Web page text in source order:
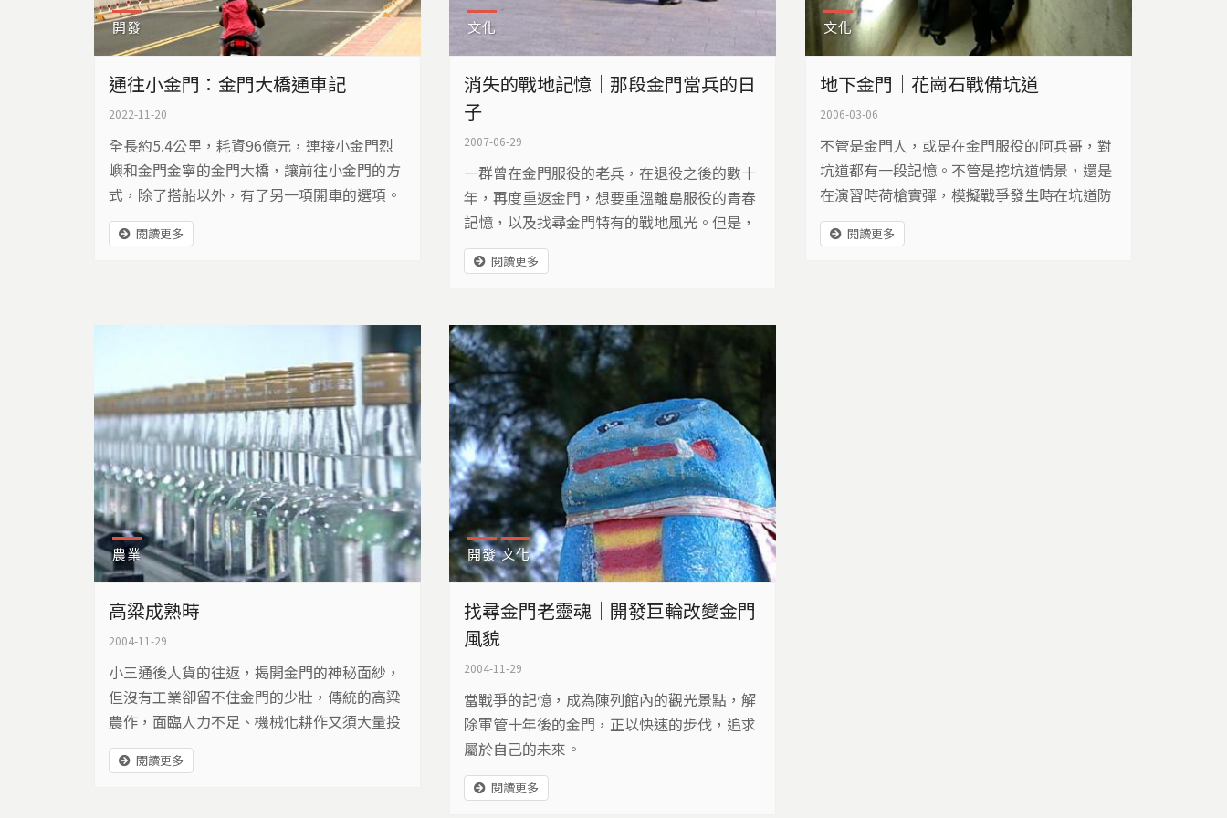
開發
通往小金門：金門大橋通車記
2022-11-20
全長約5.4公里，耗資96億元，連接小金門烈
嶼和金門金寧的金門大橋，讓前往小金門的方
式，除了搭船以外，有了另一項開車的選項。
閱讀更多
文化
消失的戰地記憶｜那段金門當兵的日
子
2007-06-29
一群曾在金門服役的老兵，在退役之後的數十
年，再度重返金門，想要重溫離島服役的青春
記憶，以及找尋金門特有的戰地風光。但是，
在金門遠離砲火、走向觀光年代之後，前線戰
地成為歷史名詞，無人的軍事陣地變成廢墟，
的資產，失根地走向未來。
閱讀更多
文化
地下金門｜花崗石戰備坑道
2006-03-06
不管是金門人，或是在金門服役的阿兵哥，對
坑道都有一段記憶。不管是挖坑道情景，還是
在演習時荷槍實彈，模擬戰爭發生時在坑道防
衛的情景；也有駐守坑道的阿兵哥，在潮濕的
坑道中，趁著陽光曬棉被的種種。坑道見證了
閱讀更多
農業
高粱成熟時
2004-11-29
小三通後人貨的往返，揭開金門的神秘面紗，
但沒有工業卻留不住金門的少壯，傳統的高粱
農作，面臨人力不足、機械化耕作又須大量投
資的雙重考驗，到底金門現在的高粱產業是什
麼狀況？
閱讀更多
開發 文化
找尋金門老靈魂｜開發巨輪改變金門
風貌
2004-11-29
當戰爭的記憶，成為陳列館內的觀光景點，解
除軍管十年後的金門，正以快速的步伐，追求
屬於自己的未來。
閱讀更多